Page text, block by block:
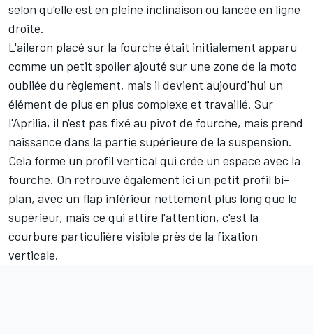
selon qu'elle est en pleine inclinaison ou lancée en ligne
droite.
L'aileron placé sur la fourche était initialement apparu
comme un petit spoiler ajouté sur une zone de la moto
oubliée du règlement, mais il devient aujourd'hui un
élément de plus en plus complexe et travaillé. Sur
l'Aprilia, il n'est pas fixé au pivot de fourche, mais prend
naissance dans la partie supérieure de la suspension.
Cela forme un profil vertical qui crée un espace avec la
fourche. On retrouve également ici un petit profil bi-
plan, avec un flap inférieur nettement plus long que le
supérieur, mais ce qui attire l'attention, c'est la
courbure particulière visible près de la fixation
verticale.